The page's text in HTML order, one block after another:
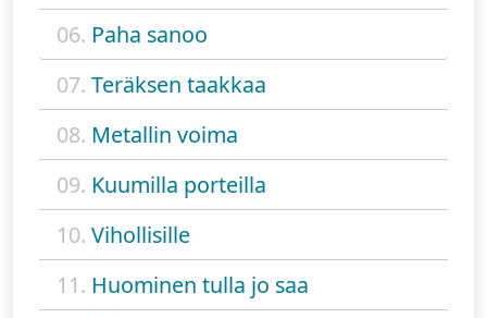
06. Paha sanoo
07. Teräksen taakkaa
08. Metallin voima
09. Kuumilla porteilla
10. Vihollisille
11. Huominen tulla jo saa